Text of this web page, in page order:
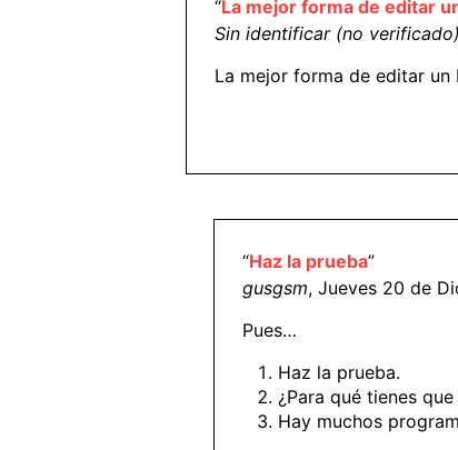
“La mejor forma de editar
Sin identificar (no verificado)
La mejor forma de editar un
“Haz la prueba”
gusgsm, Jueves 20 de
Pues…
Haz la prueba.
¿Para qué tienes
Hay muchos